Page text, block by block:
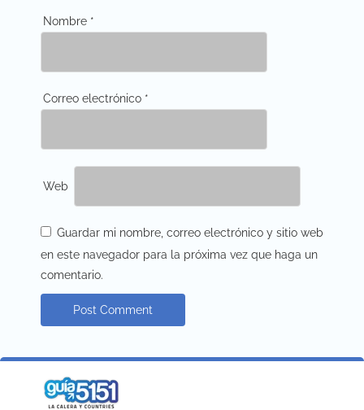
Nombre *
Correo electrónico *
Web
Guardar mi nombre, correo electrónico y sitio web
en este navegador para la próxima vez que haga un
comentario.